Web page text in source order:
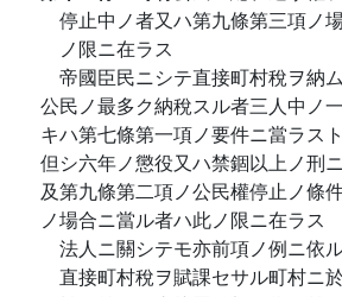
停止中ノ者又ハ第九條第三項ノ
ノ限ニ在ラス
帝國臣民ニシテ直接町村稅ヲ納
公民ノ最多ク納稅スル者三人中ノ
キハ第七條第一項ノ要件ニ當ラス
但シ六年ノ懲役又ハ禁錮以上ノ刑
及第九條第二項ノ公民權停止ノ條
ノ場合ニ當ル者ハ此ノ限ニ在ラス
法人ニ關シテモ亦前項ノ例ニ依
直接町村稅ヲ賦課セサル町村ニ